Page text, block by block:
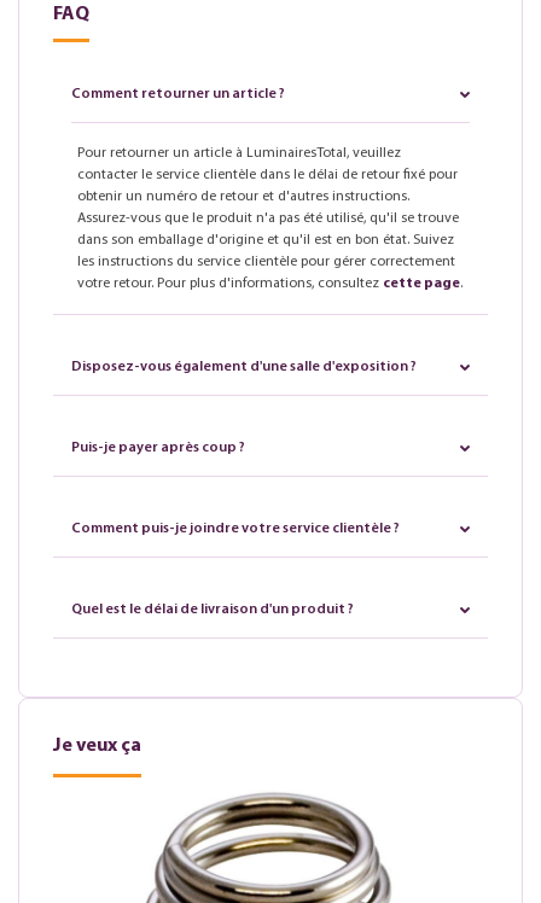
FAQ
Comment retourner un article ?
Pour retourner un article à LuminairesTotal, veuillez
contacter le service clientèle dans le délai de retour fixé pour
obtenir un numéro de retour et d'autres instructions.
Assurez-vous que le produit n'a pas été utilisé, qu'il se trouve
dans son emballage d'origine et qu'il est en bon état. Suivez
les instructions du service clientèle pour gérer correctement
votre retour. Pour plus d'informations, consultez cette page.
Disposez-vous également d'une salle d'exposition ?
Puis-je payer après coup ?
Comment puis-je joindre votre service clientèle ?
Quel est le délai de livraison d'un produit ?
Je veux ça